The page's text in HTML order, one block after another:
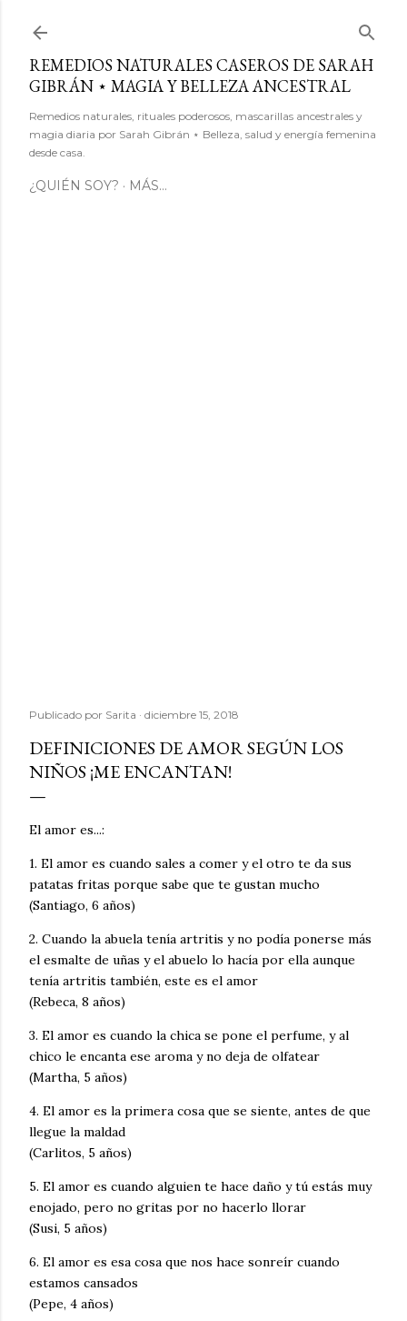
REMEDIOS NATURALES CASEROS DE SARAH
GIBRÁN ⋆ MAGIA Y BELLEZA ANCESTRAL
Remedios naturales, rituales poderosos, mascarillas ancestrales y
magia diaria por Sarah Gibrán ⋆ Belleza, salud y energía femenina
desde casa.
¿QUIÉN SOY? MÁS…
Publicado por Sarita diciembre 15, 2018
DEFINICIONES DE AMOR SEGÚN LOS
NIÑOS ¡ME ENCANTAN!
El amor es...:
1. El amor es cuando sales a comer y el otro te da sus
patatas fritas porque sabe que te gustan mucho
(Santiago, 6 años)
2. Cuando la abuela tenía artritis y no podía ponerse más
el esmalte de uñas y el abuelo lo hacía por ella aunque
tenía artritis también, este es el amor
(Rebeca, 8 años)
3. El amor es cuando la chica se pone el perfume, y al
chico le encanta ese aroma y no deja de olfatear
(Martha, 5 años)
4. El amor es la primera cosa que se siente, antes de que
llegue la maldad
(Carlitos, 5 años)
5. El amor es cuando alguien te hace daño y tú estás muy
enojado, pero no gritas por no hacerlo llorar
(Susi, 5 años)
6. El amor es esa cosa que nos hace sonreír cuando
estamos cansados
(Pepe, 4 años)